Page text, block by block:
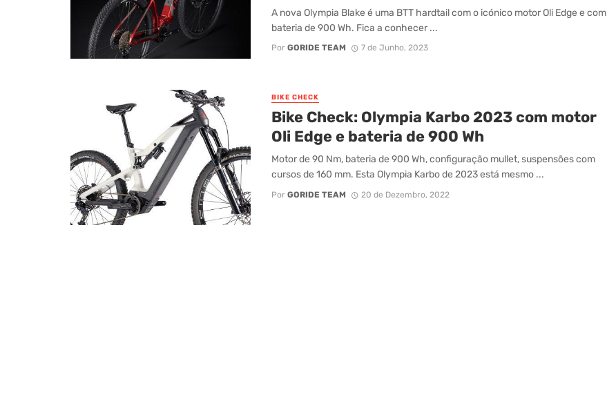
A nova Olympia Blake é uma BTT hardtail com o icónico motor Oli Edge e com
bateria de 900 Wh. Fica a conhecer ...
Por GORIDE TEAM 7 de Junho, 2023
BIKE CHECK
Bike Check: Olympia Karbo 2023 com motor
Oli Edge e bateria de 900 Wh
Motor de 90 Nm, bateria de 900 Wh, configuração mullet, suspensões com
cursos de 160 mm. Esta Olympia Karbo de 2023 está mesmo ...
Por GORIDE TEAM 20 de Dezembro, 2022